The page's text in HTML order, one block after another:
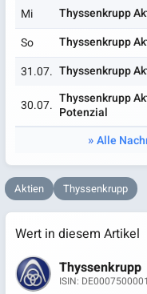
Mi
Thyssenkrupp
So
Thyssenkrupp
31.07. Thyssenkrupp
30.07. Thyssenkrupp
Potenzial
Alle
Aktien Thyssenkrupp
Wert in diesem Artikel
Thyssenkrupp
ISIN: DE0007500001